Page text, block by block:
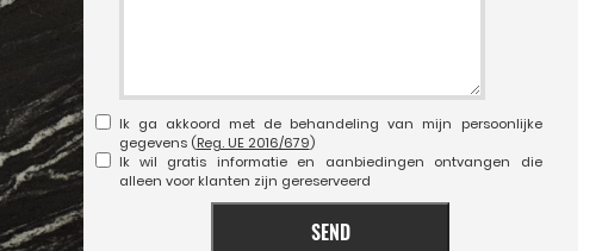
Ik ga akkoord met de behandeling van mijn persoonlijke
gegevens (Reg. UE 2016/679)
Ik wil gratis informatie en aanbiedingen ontvangen die
alleen voor klanten zijn gereserveerd
SEND